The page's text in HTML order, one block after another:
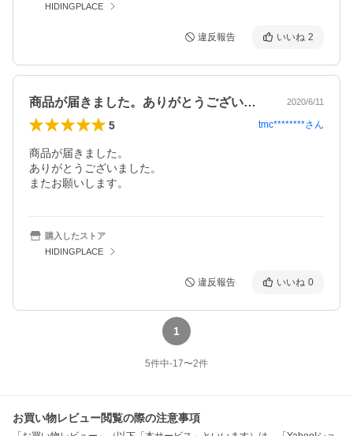
HIDINGPLACE
違反報告 いいね 2
商品が届きました。ありがとうございまし… 2020/6/11
5 tmc********さん
商品が届きました。
ありがとうございました。
またお願いします。
購入したストア
HIDINGPLACE
違反報告 いいね 0
1
5件中-17〜2件
お買い物レビュー閲覧の際の注意事項